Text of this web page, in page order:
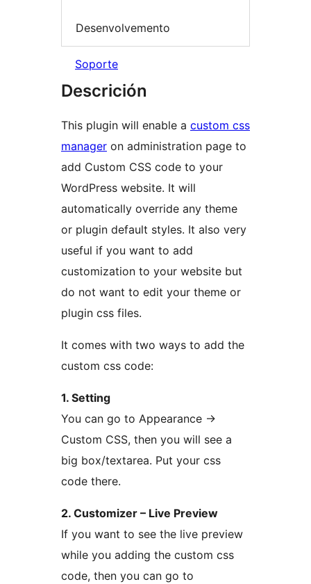
Desenvolvemento
Soporte
Descrición
This plugin will enable a custom css
manager on administration page to
add Custom CSS code to your
WordPress website. It will
automatically override any theme
or plugin default styles. It also very
useful if you want to add
customization to your website but
do not want to edit your theme or
plugin css files.
It comes with two ways to add the
custom css code:
1. Setting
You can go to Appearance →
Custom CSS, then you will see a
big box/textarea. Put your css
code there.
2. Customizer – Live Preview
If you want to see the live preview
while you adding the custom css
code, then you can go to